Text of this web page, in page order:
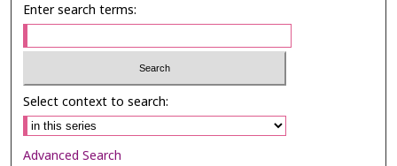
Enter search terms:
Select context to search:
Advanced Search